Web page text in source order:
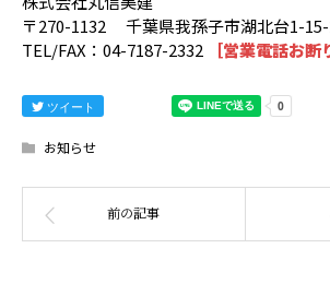
〒270-1132 千葉県我孫子市湖北台1-
TEL/FAX：04-7187-2332
［営業電話お断
ツイート
お知らせ